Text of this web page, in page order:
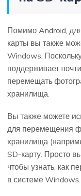
Помимо Android,
карты вы также
Windows.
поддерживает
перемещать
хранилища.
Вы также можете
для перемещения
хранилища
SD-карту. Просто
чтобы узнать, как
в системе Windows.